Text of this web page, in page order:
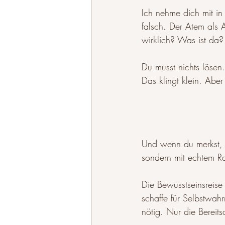
Ich nehme dich mit
falsch. Der Atem als
wirklich? Was ist
Du musst nichts
Das klingt klein.
Und wenn du
sondern mit echtem
Die
schaffe für
nötig. Nur die